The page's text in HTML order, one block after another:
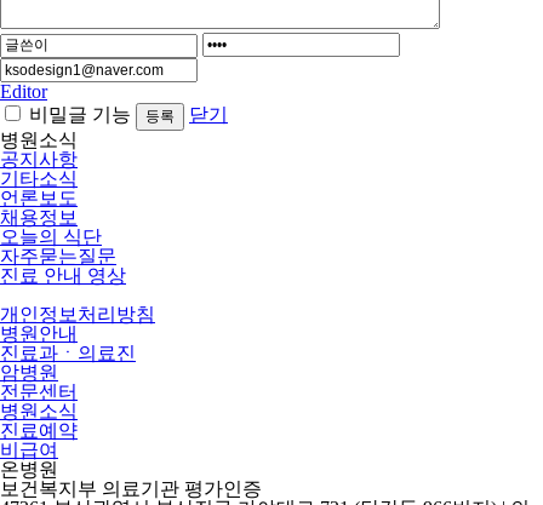
Editor
비밀글 기능
닫기
병원소식
공지사항
기타소식
언론보도
채용정보
오늘의 식단
자주묻는질문
진료 안내 영상
개인정보처리방침
병원안내
진료과ㆍ의료진
암병원
전문센터
병원소식
진료예약
비급여
온병원
보건복지부 의료기관 평가인증